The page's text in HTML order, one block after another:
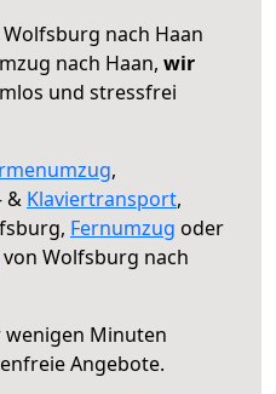
nach Haan
nach Haan, wir
und stressfrei
,
& Klaviertransport,
Fernumzug oder
von Wolfsburg nach
wenigen Minuten
Angebote.